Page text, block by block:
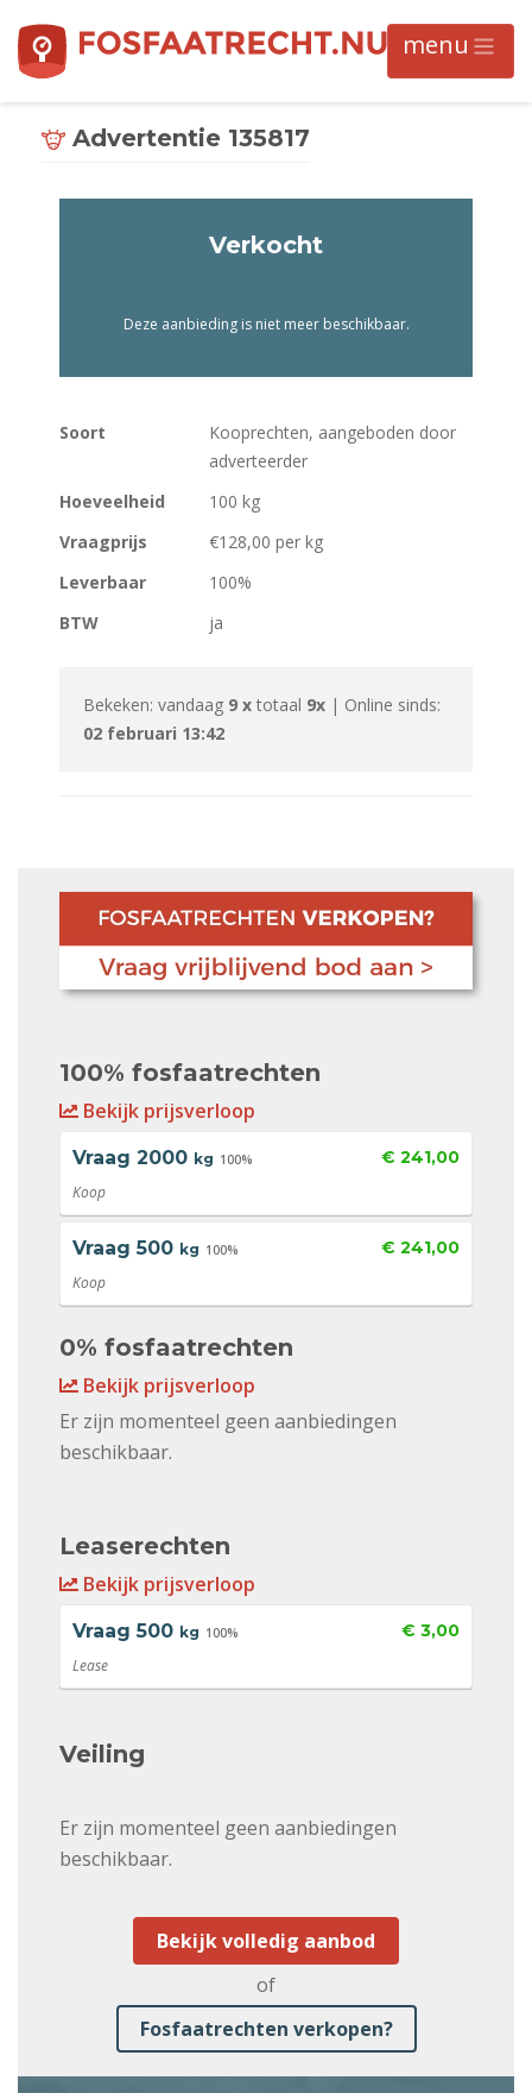
Advertentie 135817
Soort
Kooprechten, aangeboden door
adverteerder
Hoeveelheid
100 kg
Vraagprijs
€128,00 per kg
Leverbaar
100%
BTW
ja
Bekeken: vandaag 9 x totaal 9x | Online sinds:
02 februari 13:42
Verkocht
Deze aanbieding is niet meer beschikbaar.
100% fosfaatrechten
Bekijk prijsverloop
Vraag 2000 kg 100% € 241,00
Koop
Vraag 500 kg 100% € 241,00
Koop
0% fosfaatrechten
Bekijk prijsverloop
Er zijn momenteel geen aanbiedingen
beschikbaar.
Leaserechten
Bekijk prijsverloop
Vraag 500 kg 100% € 3,00
Lease
Veiling
Er zijn momenteel geen aanbiedingen
beschikbaar.
Bekijk volledig aanbod
of
Fosfaatrechten verkopen?